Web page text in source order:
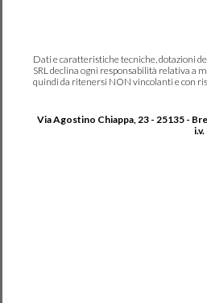
Dati e caratteristiche tecniche, dotazioni
SRL declina ogni responsabilità relativa a
quindi da ritenersi NON vincolanti e con
Via Agostino Chiappa, 23 - 25135 -